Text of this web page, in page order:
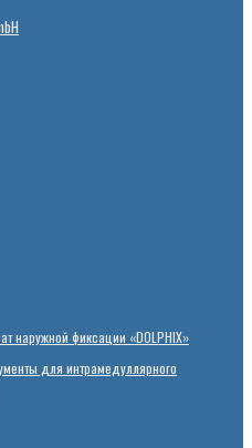
наружной фиксации «DOLPHIX»
для интрамедуллярного